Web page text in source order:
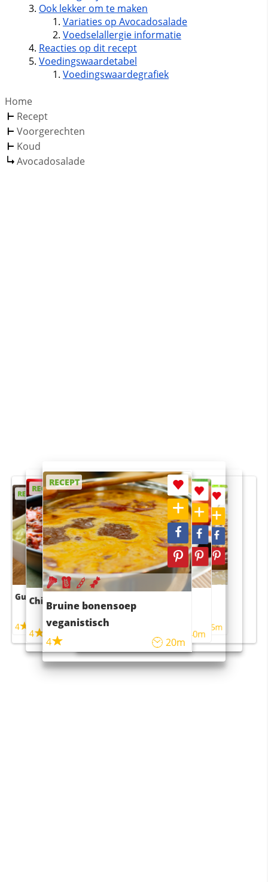
Ook lekker om te maken
Variaties op Avocadosalade
Voedselallergie informatie
Reacties op dit recept
Voedingswaardetabel
Voedingswaardegrafiek
Home
Recept
Voorgerechten
Koud
Avocadosalade
RECEPT
Guacamole
4
RECEPT
Chili con carne
4 45m
RECEPT
Bruine bonensoep
veganistisch
4
20m
RECEPT
Sushi rijstsalade
maaltijdsalade
40m
RECEPT
4 55m